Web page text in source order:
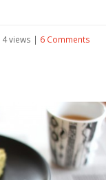
views | 6 Comments